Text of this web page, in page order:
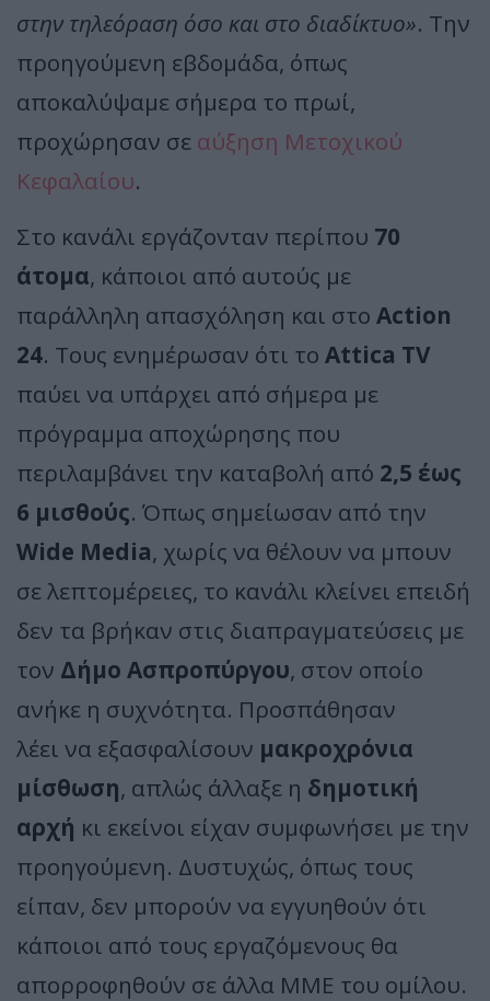
στην τηλεόραση όσο και στο διαδίκτυο». Την
προηγούμενη εβδομάδα, όπως
αποκαλύψαμε σήμερα το πρωί,
προχώρησαν σε αύξηση Μετοχικού
Κεφαλαίου.
Στο κανάλι εργάζονταν περίπου 70
άτομα, κάποιοι από αυτούς με
παράλληλη απασχόληση και στο Action
24. Τους ενημέρωσαν ότι το Attica TV
παύει να υπάρχει από σήμερα με
πρόγραμμα αποχώρησης που
περιλαμβάνει την καταβολή από 2,5 έως
6 μισθούς. Όπως σημείωσαν από την
Wide Media, χωρίς να θέλουν να μπουν
σε λεπτομέρειες, το κανάλι κλείνει επειδή
δεν τα βρήκαν στις διαπραγματεύσεις με
τον Δήμο Ασπροπύργου, στον οποίο
ανήκε η συχνότητα. Προσπάθησαν
λέει να εξασφαλίσουν μακροχρόνια
μίσθωση, απλώς άλλαξε η δημοτική
αρχή κι εκείνοι είχαν συμφωνήσει με την
προηγούμενη. Δυστυχώς, όπως τους
είπαν, δεν μπορούν να εγγυηθούν ότι
κάποιοι από τους εργαζόμενους θα
απορροφηθούν σε άλλα ΜΜΕ του ομίλου.